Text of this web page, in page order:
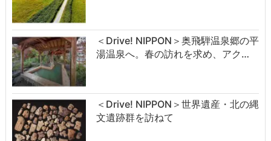
＜Drive! NIPPON＞奥飛騨温泉郷の平
湯温泉へ。春の訪れを求め、アク…
＜Drive! NIPPON＞世界遺産・北の縄
文遺跡群を訪ねて